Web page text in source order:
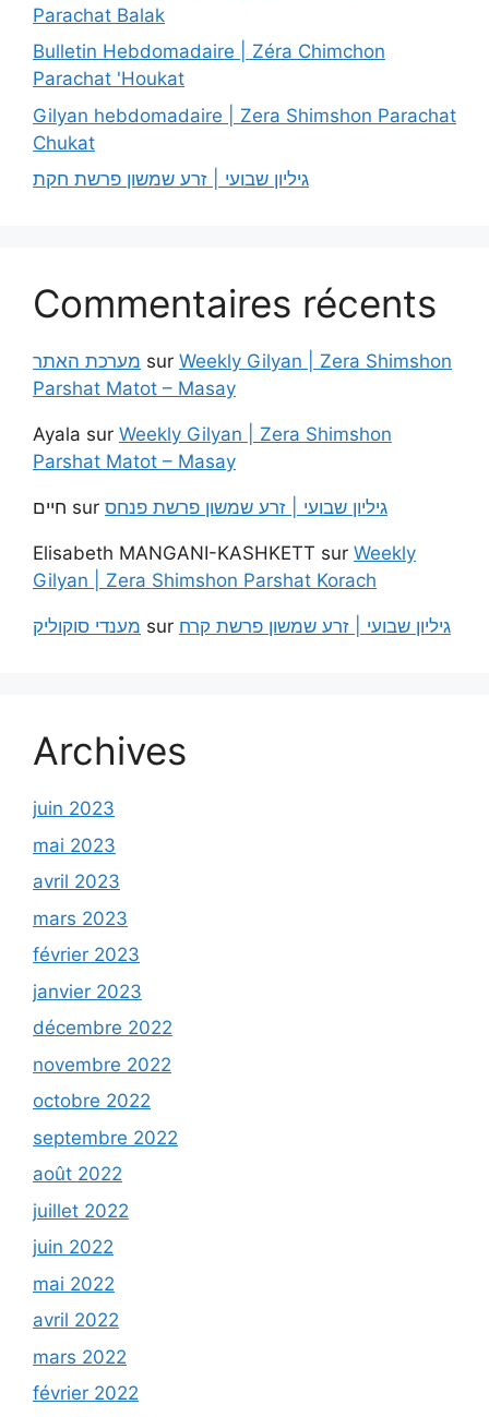
Parachat Balak
Bulletin Hebdomadaire | Zéra Chimchon
Parachat 'Houkat
Gilyan hebdomadaire | Zera Shimshon Parachat
Chukat
גיליון שבועי | זרע שמשון פרשת חקת
Commentaires récents
מערכת האתר sur Weekly Gilyan | Zera Shimshon
Parshat Matot – Masay
Ayala sur Weekly Gilyan | Zera Shimshon
Parshat Matot – Masay
חיים sur גיליון שבועי | זרע שמשון פרשת פנחס
Elisabeth MANGANI-KASHKETT sur Weekly
Gilyan | Zera Shimshon Parshat Korach
מענדי סוקוליק sur גיליון שבועי | זרע שמשון פרשת קרח
Archives
juin 2023
mai 2023
avril 2023
mars 2023
février 2023
janvier 2023
décembre 2022
novembre 2022
octobre 2022
septembre 2022
août 2022
juillet 2022
juin 2022
mai 2022
avril 2022
mars 2022
février 2022